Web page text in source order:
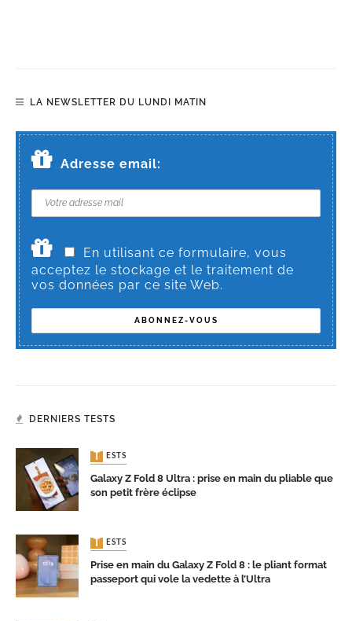
LA NEWSLETTER DU LUNDI MATIN
Adresse email:
En utilisant ce formulaire, vous
acceptez le stockage et le traitement de
vos données par ce site Web.
DERNIERS TESTS
TESTS
Galaxy Z Fold 8 Ultra : prise en main du pliable que
son petit frère éclipse
TESTS
Prise en main du Galaxy Z Fold 8 : le pliant format
passeport qui vole la vedette à l’Ultra